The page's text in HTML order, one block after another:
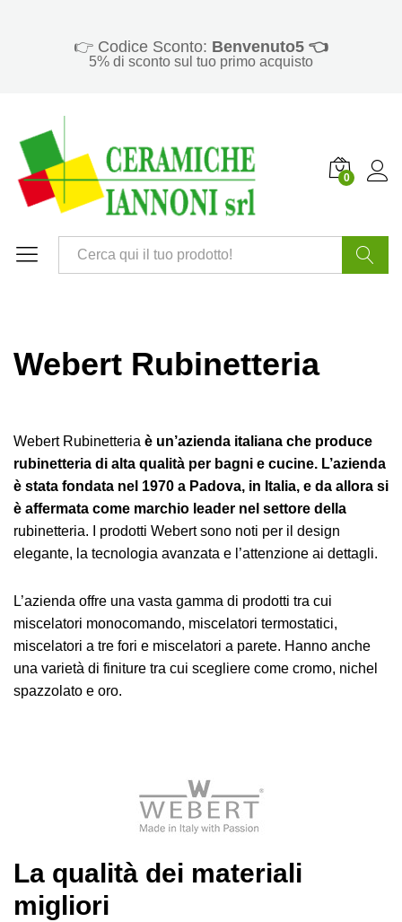
👉 Codice Sconto: Benvenuto5 👈
5% di sconto sul tuo primo acquisto
0
Webert Rubinetteria
Webert Rubinetteria è un’azienda italiana che produce
rubinetteria di alta qualità per bagni e cucine. L’azienda
è stata fondata nel 1970 a Padova, in Italia, e da allora si
è affermata come marchio leader nel settore della
rubinetteria. I prodotti Webert sono noti per il design
elegante, la tecnologia avanzata e l’attenzione ai dettagli.
L’azienda offre una vasta gamma di prodotti tra cui
miscelatori monocomando, miscelatori termostatici,
miscelatori a tre fori e miscelatori a parete. Hanno anche
una varietà di finiture tra cui scegliere come cromo, nichel
spazzolato e oro.
La qualità dei materiali
migliori